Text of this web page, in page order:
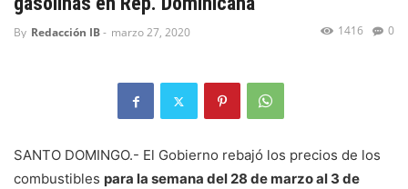
By Redacción IB- marzo 27, 2020 0
1416
SANTO DOMINGO.- El Gobierno rebajó los precios de los
combustibles para la semana del 28 de marzo al 3 de